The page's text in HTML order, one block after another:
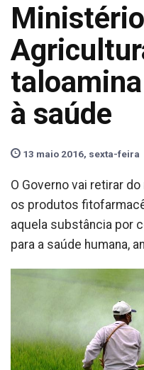
à saúde
13 maio 2016, sexta-feira
O Governo vai retirar
os produtos
aquela substância por
para a saúde humana,